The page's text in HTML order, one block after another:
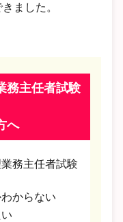
ました。
務主任者試験
へ
務主任者試験
からない